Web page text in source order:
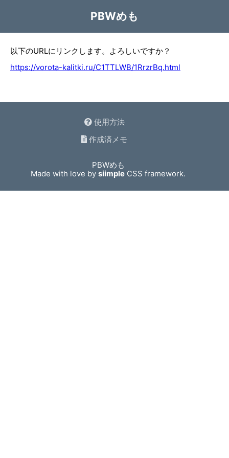
PBWめも
以下のURLにリンクします。よろしいですか？
https://vorota-kalitki.ru/C1TTLWB/1RrzrBq.html
使用方法
作成済メモ
PBWめも
Made with love bysiimple CSS framework.